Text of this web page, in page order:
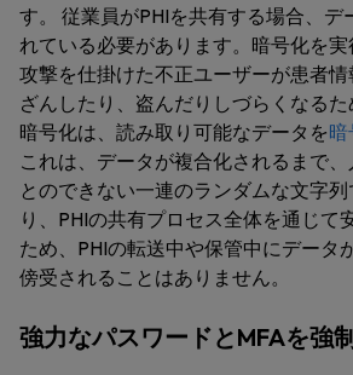
す。 従業員がPHIを共有する場合、デ
れている必要があります。暗号化を
攻撃を仕掛けた不正ユーザーが患者
ざんしたり、盗んだりしづらくなる
暗号化は、読み取り可能なデータを暗
これは、データが複合化されるまで
とのできない一連のランダムな文字列
り、PHIの共有プロセス全体を通じて
ため、PHIの転送中や保管中にデータ
傍受されることはありません。
強力なパスワードとMFAを強